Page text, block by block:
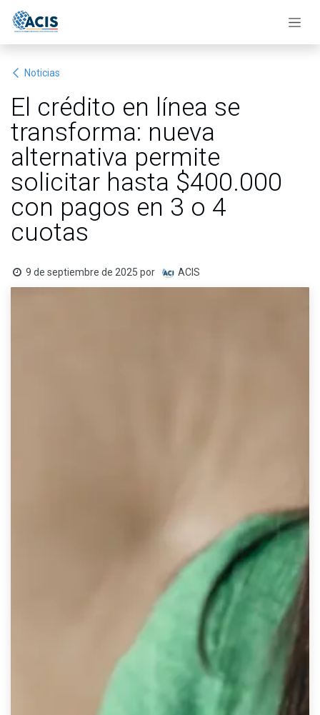
Noticias
El crédito en línea se
transforma: nueva
alternativa permite
solicitar hasta $400.000
con pagos en 3 o 4
cuotas
9 de septiembre de 2025 por ACIS